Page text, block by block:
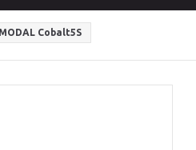
MODAL Cobalt5S